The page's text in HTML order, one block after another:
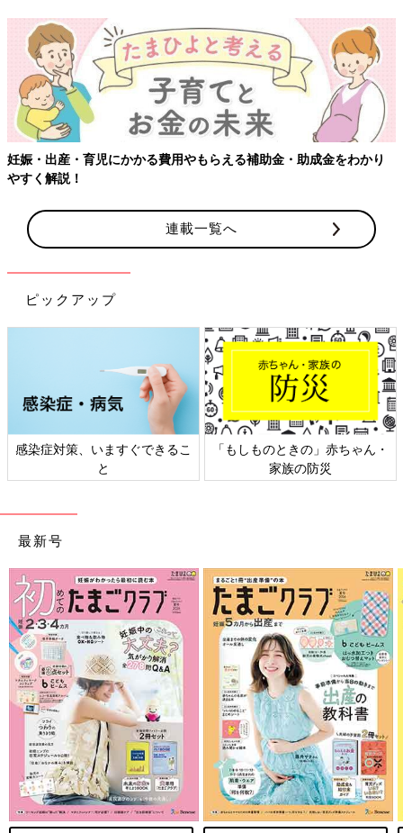
らえる補助金・助成金をわかり
【ワクチン接種できるものも】
連載一覧へ
ピックアップ
「もしものときの」赤ちゃん・
家族の防災
日本外来小児科学会リーフレ
ト検討会
最新号